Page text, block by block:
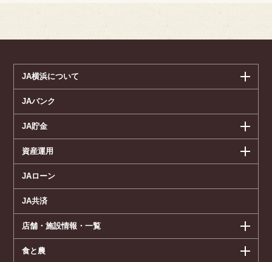
JA横浜について
JAバンク
JA貯金
資産運用
JAローン
JA共済
店舗・施設情報・一覧
食と農